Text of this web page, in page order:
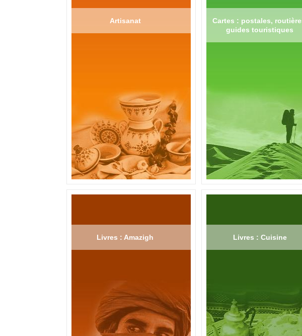
Artisanat
Cartes : postales,
guides touristiques
Livres : Amazigh Livres : Cuisine